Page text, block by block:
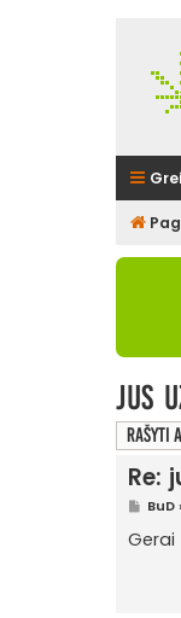
jus
Rašyti
Re:
S
a
n
BuD
Gerai